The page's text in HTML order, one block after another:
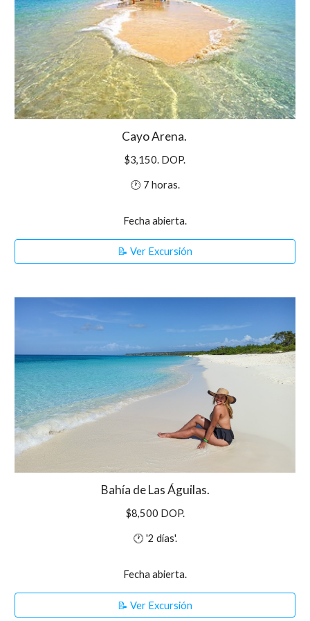
Cayo Arena.
$3,150. DOP.
🕐 7 horas.
Fecha abierta.
📝 Ver Excursión
Bahía de Las Águilas.
$8,500 DOP.
🕐 '2 días'.
Fecha abierta.
📝 Ver Excursión